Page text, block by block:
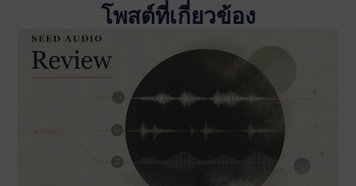
โพสต์ที่เกี่ยวข้อง